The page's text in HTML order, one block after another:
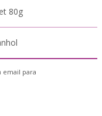
80g
email para